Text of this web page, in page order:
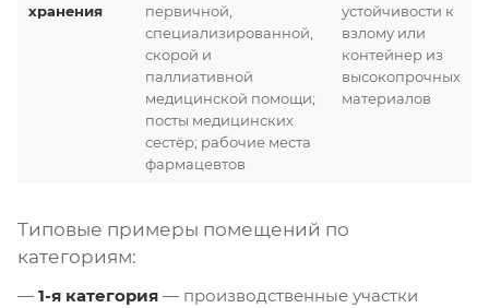
хранения
первичной,
специализированной,
скорой и
паллиативной
медицинской помощи;
посты медицинских
сестёр; рабочие места
фармацевтов
устойчивости к
взлому или
контейнер из
высокопрочных
материалов
Типовые примеры помещений по
категориям:
— 1-я категория — производственные участки